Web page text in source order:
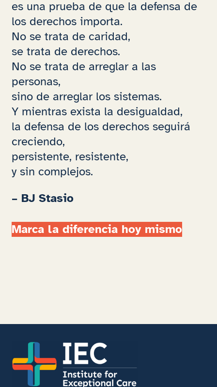
es una prueba de que la defensa de
los derechos importa.
No se trata de caridad,
se trata de derechos.
No se trata de arreglar a las
personas,
sino de arreglar los sistemas.
Y mientras exista la desigualdad,
la defensa de los derechos seguirá
creciendo,
persistente, resistente,
y sin complejos.
– BJ Stasio
Marca la diferencia hoy mismo